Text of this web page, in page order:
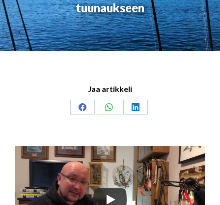
tuunaukseen
Jaa artikkeli
Share
Share
Share